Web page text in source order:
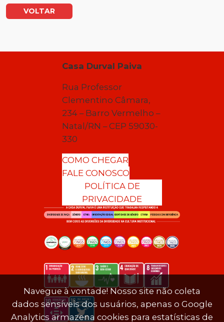
VOLTAR
Casa Durval Paiva
Rua Professor
Clementino Câmara,
234 – Barro Vermelho –
Natal/RN – CEP 59030-
330
COMO CHEGAR
FALE CONOSCO
POLÍTICA DE
PRIVACIDADE
Navegue à vontade! Nosso site não coleta
dados sensíveis dos usuários, apenas o Google
Analytics armazena cookies para estatísticas de